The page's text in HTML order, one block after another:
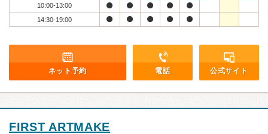
10:00-13:00
14:30-19:00
ネット予約 電話 公式サイト
FIRST ARTMAKE